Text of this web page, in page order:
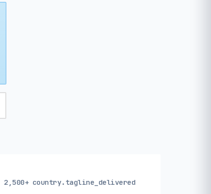
2,500+ country.tagline_delivered